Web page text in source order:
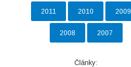
2011 2010 2009
2008 2007
Články: